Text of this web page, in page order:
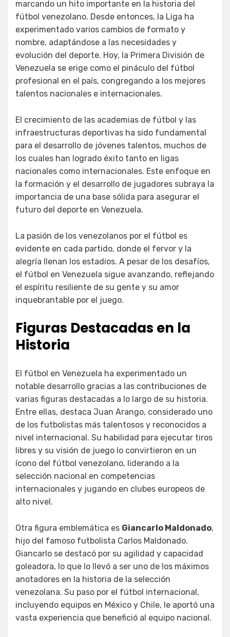
marcando un hito importante en la historia del
fútbol venezolano. Desde entonces, la Liga ha
experimentado varios cambios de formato y
nombre, adaptándose a las necesidades y
evolución del deporte. Hoy, la Primera División de
Venezuela se erige como el pináculo del fútbol
profesional en el país, congregando a los mejores
talentos nacionales e internacionales.
El crecimiento de las academias de fútbol y las
infraestructuras deportivas ha sido fundamental
para el desarrollo de jóvenes talentos, muchos de
los cuales han logrado éxito tanto en ligas
nacionales como internacionales. Este enfoque en
la formación y el desarrollo de jugadores subraya la
importancia de una base sólida para asegurar el
futuro del deporte en Venezuela.
La pasión de los venezolanos por el fútbol es
evidente en cada partido, donde el fervor y la
alegría llenan los estadios. A pesar de los desafíos,
el fútbol en Venezuela sigue avanzando, reflejando
el espíritu resiliente de su gente y su amor
inquebrantable por el juego.
Figuras Destacadas en la
Historia
El fútbol en Venezuela ha experimentado un
notable desarrollo gracias a las contribuciones de
varias figuras destacadas a lo largo de su historia.
Entre ellas, destaca Juan Arango, considerado uno
de los futbolistas más talentosos y reconocidos a
nivel internacional. Su habilidad para ejecutar tiros
libres y su visión de juego lo convirtieron en un
ícono del fútbol venezolano, liderando a la
selección nacional en competencias
internacionales y jugando en clubes europeos de
alto nivel.
Otra figura emblemática es Giancarlo Maldonado,
hijo del famoso futbolista Carlos Maldonado.
Giancarlo se destacó por su agilidad y capacidad
goleadora, lo que lo llevó a ser uno de los máximos
anotadores en la historia de la selección
venezolana. Su paso por el fútbol internacional,
incluyendo equipos en México y Chile, le aportó una
vasta experiencia que benefició al equipo nacional.